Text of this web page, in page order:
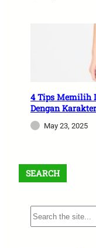
4 Tips Memilih
Dengan
May 23, 2025
SEARCH
S
e